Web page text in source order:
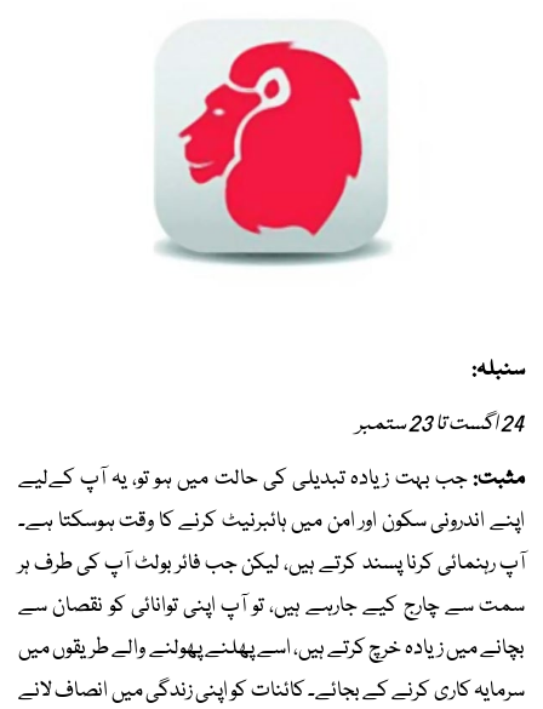
سنبلہ:
24 اگست تا 23 ستمبر
مثبت:جب بہت زیادہ تبدیلی کی حالت میں ہو تو، یہ آپ کےلیے
اپنے اندرونی سکون اور امن میں ہائبرنیٹ کرنے کا وقت ہوسکتا ہے۔
آپ رہنمائی کرنا پسند کرتے ہیں، لیکن جب فائر بولٹ آپ کی طرف ہر
سمت سے چارج کیے جارہے ہیں، تو آپ اپنی توانائی کو نقصان سے
بچانے میں زیادہ خرچ کرتے ہیں، اسے پھلنے پھولنے والے طریقوں میں
سرمایہ کاری کرنے کے بجائے۔ کائنات کو اپنی زندگی میں انصاف لانے